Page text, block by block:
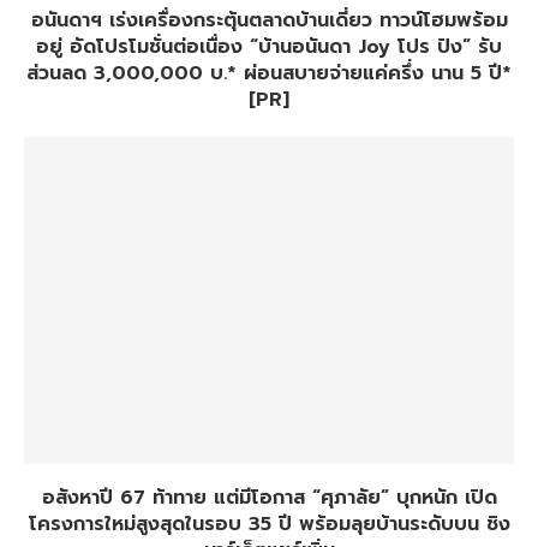
อนันดาฯ เร่งเครื่องกระตุ้นตลาดบ้านเดี่ยว ทาวน์โฮมพร้อม
อยู่ อัดโปรโมชั่นต่อเนื่อง “บ้านอนันดา Joy โปร ปัง” รับ
ส่วนลด 3,000,000 บ.* ผ่อนสบายจ่ายแค่ครึ่ง นาน 5 ปี*
[PR]
อสังหาปี 67 ท้าทาย แต่มีโอกาส “ศุภาลัย” บุกหนัก เปิด
โครงการใหม่สูงสุดในรอบ 35 ปี พร้อมลุยบ้านระดับบน ชิง